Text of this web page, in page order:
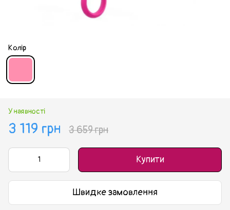
Колір
У наявності
3 119 грн 3 659 грн
Купити
Швидке замовлення